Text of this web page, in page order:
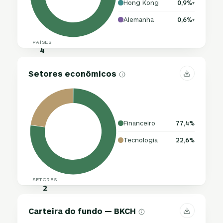
PAÍSES
4
Hong Kong 0,9%▾
Alemanha 0,6%▾
Setores econômicos
SETORES
2
Financeiro 77,4%
Tecnologia 22,6%
Carteira do fundo — BKCH